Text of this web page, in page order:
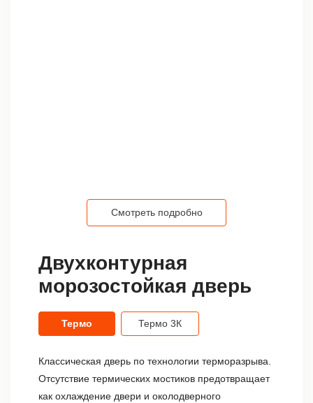
Двухконтурная
морозостойкая дверь
Термо Термо 3К
Классическая дверь по технологии терморазрыва.
Отсутствие термических мостиков предотвращает
как охлаждение двери и околодверного
Смотреть подробно